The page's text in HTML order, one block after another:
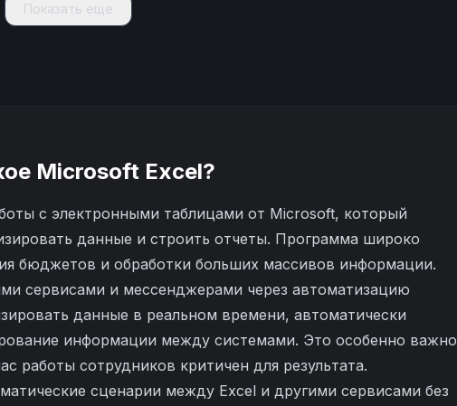
Показать еще
Microsoft Excel?
с электронными таблицами от Microsoft, который
данные и строить отчеты. Программа широко
бюджетов и обработки больших массивов информации.
сервисами и мессенджерами через автоматизацию
данные в реальном времени, автоматически
информации между системами. Это особенно важно
работы сотрудников критичен для результата.
сценарии между Excel и другими сервисами без